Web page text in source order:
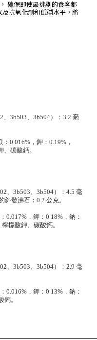
確保即使最挑剔的食客都
抗氧化劑和低磷水平，將
3b503、3b504）：3.2 毫
0.016%，鉀：0.19%，
碳酸鈣。
、3b503、3b504）：4.5 毫
發沸石：0.2 公克。
0.017%，鉀：0.18%，鈉：
檬酸鉀、碳酸鈣。
、3b503、3b504）：2.9 毫
0.016%，鉀：0.13%，鈉：
。